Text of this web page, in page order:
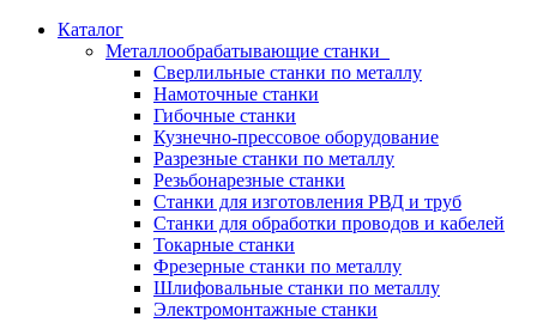
Каталог
Металлообрабатывающие станки
Сверлильные станки по металлу
Намоточные станки
Гибочные станки
Кузнечно-прессовое оборудование
Разрезные станки по металлу
Резьбонарезные станки
Станки для изготовления РВД и труб
Станки для обработки проводов и кабелей
Токарные станки
Фрезерные станки по металлу
Шлифовальные станки по металлу
Электромонтажные станки